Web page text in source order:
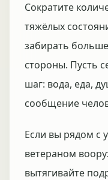
Сократите
тяжёлых
забирать
стороны. Пусть
шаг: вода, еда,
сообщение
Если вы рядом с
ветераном
вытягивайте